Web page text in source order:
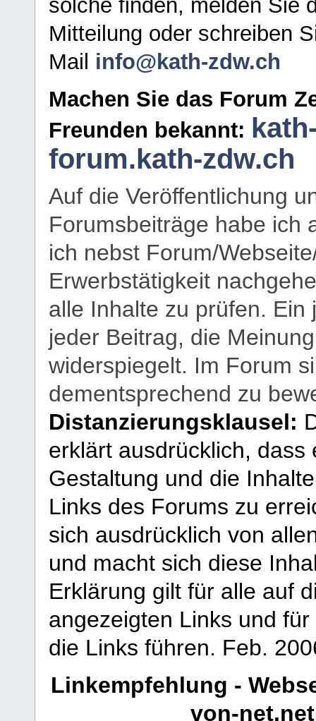
solche finden, melden Sie
Mitteilung oder schreiben
Mail info@kath-zdw.ch
Machen Sie das Forum
Freunden bekannt:
forum.kath-zdw.ch
Auf die Veröffentlichung
Forumsbeiträge habe ich
ich nebst Forum/
Erwerbstätigkeit
alle Inhalte zu prüfen.
jeder Beitrag, die
widerspiegelt. Im Forum
dementsprechend zu
Distanzierungsklausel:
erklärt ausdrücklich,
Gestaltung und die
Links des Forums zu
sich ausdrücklich von
und macht sich diese
Erklärung gilt für alle auf
angezeigten Links und
die Links führen. Feb.
Linkempfehlung -
von-net.net